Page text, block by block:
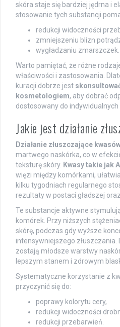
skóra staje się bardziej jędrna i
stosowanie tych substancji
redukcji widoczności
zmniejszeniu blizn
wygładzaniu zmarszczek.
Warto pamiętać, że różne
właściwości i zastosowania.
kuracji dobrze jest
kosmetologiem, aby dobrać
dostosowany do
Jakie jest działanie
Działanie złuszczające
martwego naskórka, co w
teksturę skóry. Kwasy takie jak
więzi między komórkami,
kilku tygodniach regularnego
rezultaty w postaci gładszej
Te substancje aktywne
komórek. Przy niższych
skórę, podczas gdy wyższe
intensywniejszego złuszczania.
zostają młodsze warstwy
lepszym stanem i zdrowym
Systematyczne korzystanie z
przyczynić się do:
poprawy kolorytu cery,
redukcji widoczności
redukcji przebarwień.